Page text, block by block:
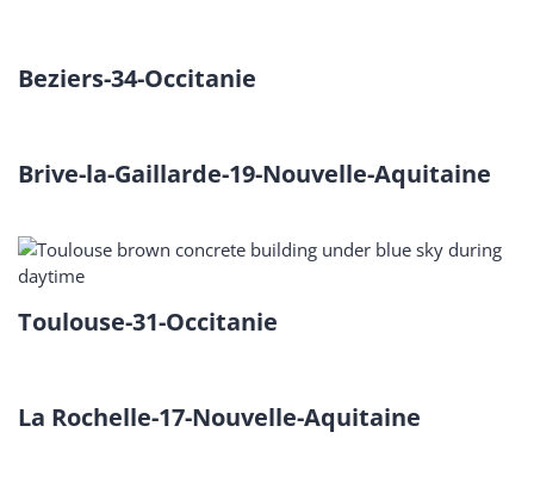
Beziers-34-Occitanie
Brive-la-Gaillarde-19-Nouvelle-Aquitaine
Toulouse-31-Occitanie
La Rochelle-17-Nouvelle-Aquitaine